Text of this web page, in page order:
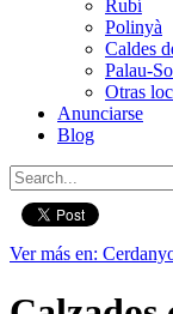
Rubí
Polinyà
Caldes
Palau-
Otras
Anunciarse
Blog
Ver más en: